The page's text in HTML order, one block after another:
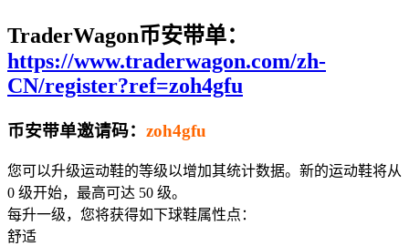
TraderWagon币安带单：
https://www.traderwagon.com/zh-
CN/register?ref=zoh4gfu
币安带单邀请码： zoh4gfu
您可以升级运动鞋的等级以增加其统计数据。新的运动鞋将从
0 级开始，最高可达 50 级。
每升一级，您将获得如下球鞋属性点：
舒适